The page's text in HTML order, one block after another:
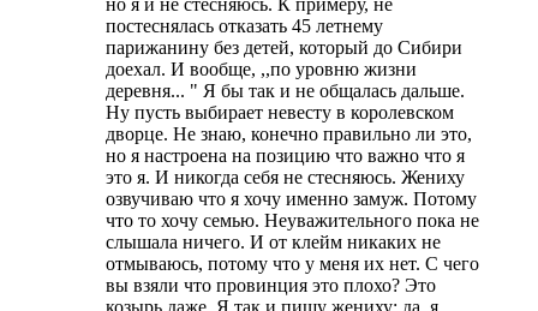
постеснялась отказать 45 летнему
парижанину без детей, который до Сибири
доехал. И вообще, ,,по уровню жизни
деревня... " Я бы так и не общалась дальше.
Ну пусть выбирает невесту в королевском
дворце. Не знаю, конечно правильно ли это,
но я настроена на позицию что важно что я
это я. И никогда себя не стесняюсь. Жениху
озвучиваю что я хочу именно замуж. Потому
что то хочу семью. Неуважительного пока не
слышала ничего. И от клейм никаких не
отмываюсь, потому что у меня их нет. С чего
вы взяли что провинция это плохо? Это
козырь даже. Я так и пишу жениху: да, я